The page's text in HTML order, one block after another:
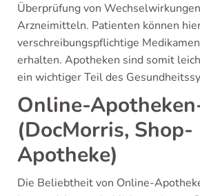
Überprüfung von
Arzneimitteln. Patienten können
verschreibungspflichtige
erhalten. Apotheken sind somit
ein wichtiger Teil des
Online-
(DocMorris, Shop-
Apotheke)
Die Beliebtheit von Online-